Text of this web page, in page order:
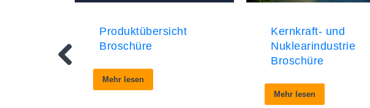
Produktübersicht
Broschüre
Mehr lesen
Kernkraft- und
Nuklearindustrie
Broschüre
Mehr lesen